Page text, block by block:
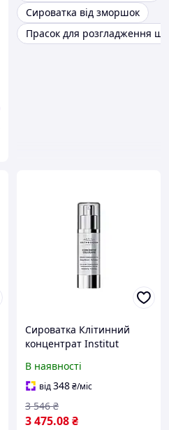
Сироватка від зморшок
Прасок для розгладження
Сироватка Клітинний
концентрат Institut
Естедерм) Cellular
Concentrate Fundamental
Serum 30 мл баланс, рег
В наявності
від348₴/міс
3 475.08₴
3 546 ₴